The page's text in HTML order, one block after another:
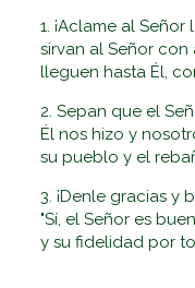
1. ¡Aclame al Señor
sirvan al Señor con
lleguen hasta Él,
2. Sepan que el
Él nos hizo y
su pueblo y el
3. ¡Denle gracias y
"Sí, el Señor es
y su fidelidad por